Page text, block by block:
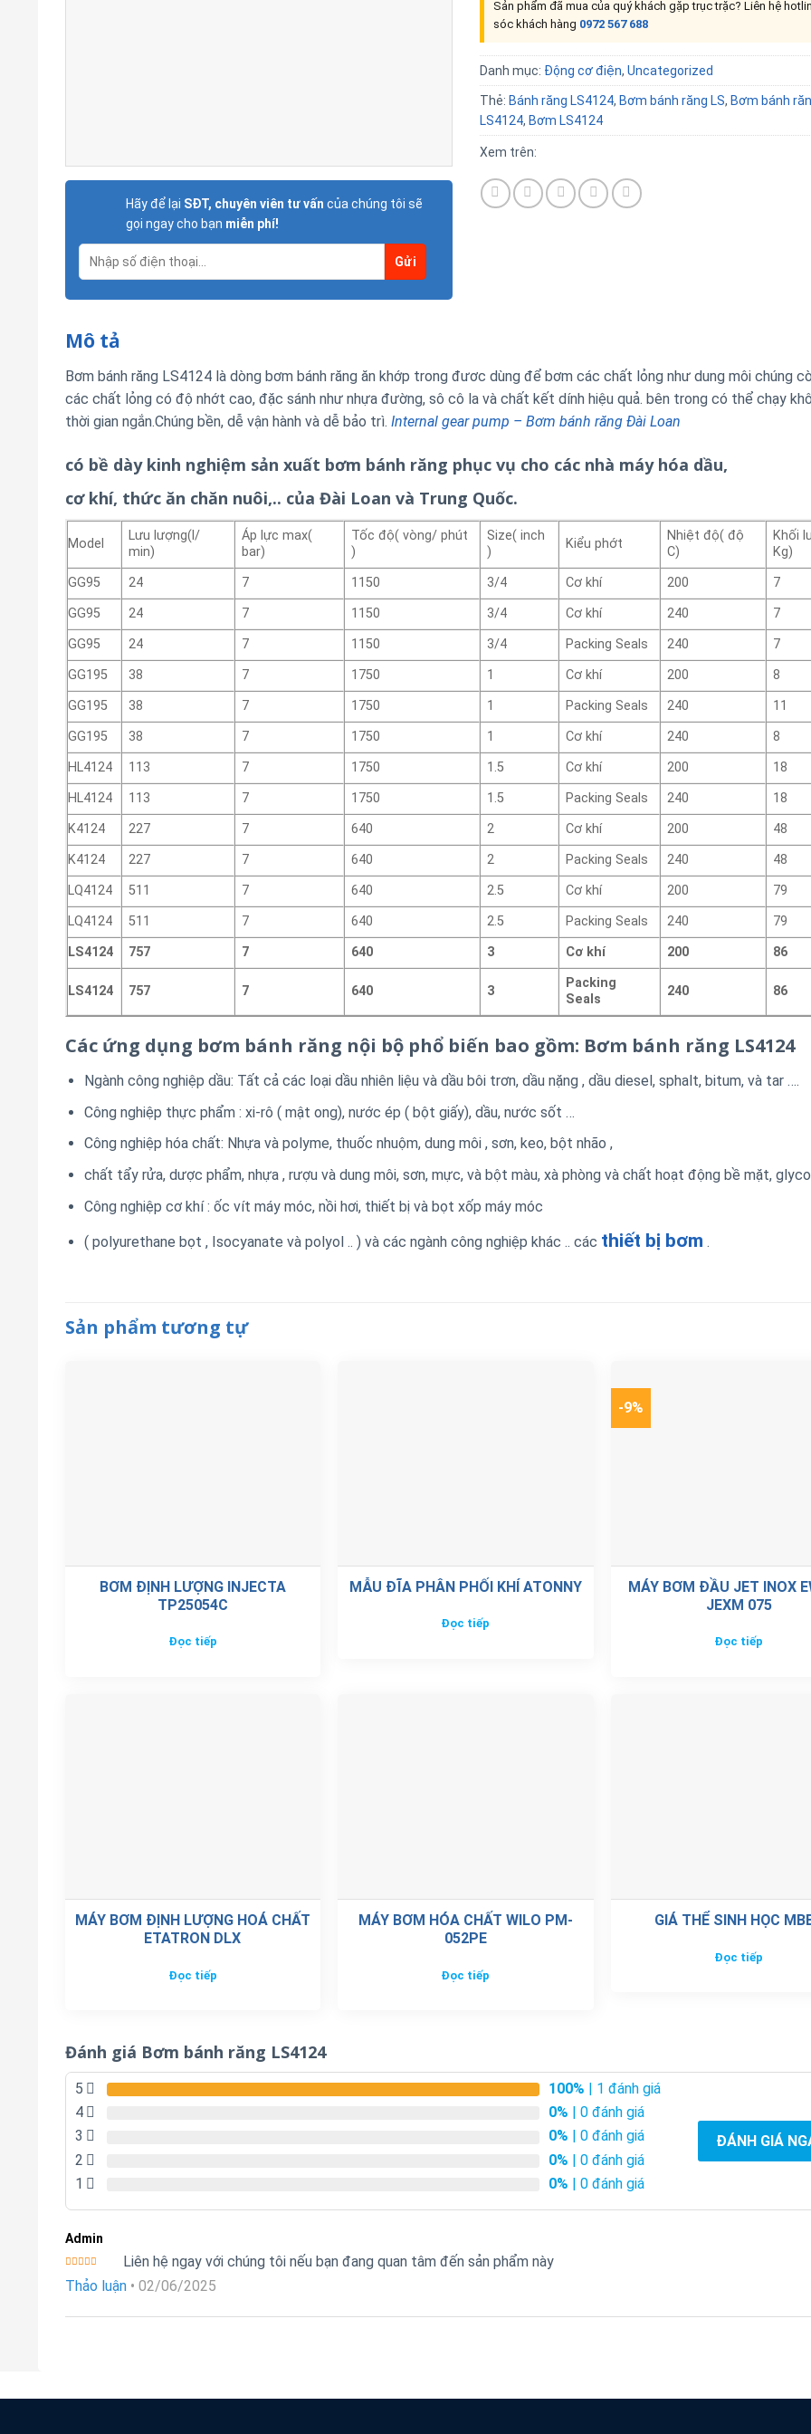
Hãy để lại SĐT, chuyên viên tư vấn của chúng tôi sẽ
gọi ngay cho bạn miễn phí!
Sản phẩm đã mua của quý khách gặp trục trặc? Liên hệ
sóc khách hàng 0972 567 688
Danh mục: Động cơ điện, Uncategorized
Thẻ: Bánh răng LS4124, Bơm bánh răng LS, Bơm bánh
LS4124, Bơm LS4124
Xem trên:
Mô tả
Bơm bánh răng LS4124 là dòng bơm bánh răng ăn khớp trong đươc dùng để bơm các chất lỏng như dung môi chúng
các chất lỏng có độ nhớt cao, đặc sánh như nhựa đường, sô cô la và chất kết dính hiệu quả. bên trong có thể chạy
thời gian ngắn.Chúng bền, dễ vận hành và dễ bảo trì. Internal gear pump – Bơm bánh răng Đài Loan
có bề dày kinh nghiệm sản xuất bơm bánh răng phục vụ cho các nhà máy hóa dầu,
cơ khí, thức ăn chăn nuôi,.. của Đài Loan và Trung Quốc.
Model
Lưu lượng(l/
min)
Áp lực max(
bar)
Tốc độ( vòng/ phút
)
Size( inch
)
Kiểu phớt
Nhiệt độ( độ
C)
Khối
Kg)
GG95
24 7 1150 3/4 Cơ khí 200
7
GG95
24 7 1150 3/4 Cơ khí 240
7
GG95
24 7 1150 3/4 Packing Seals 240
7
GG195
38 7 1750 1 Cơ khí 200
8
GG195
38 7 1750 1 Packing Seals 240
11
GG195
38 7 1750 1 Cơ khí 240
8
HL4124
113 7 1750 1.5 Cơ khí 200
18
HL4124
113 7 1750 1.5 Packing Seals 240
18
K4124
227 7 640 2 Cơ khí 200
48
K4124
227 7 640 2 Packing Seals 240
48
LQ4124
511 7 640 2.5 Cơ khí 200
79
LQ4124
511 7 640 2.5 Packing Seals 240
79
LS4124
757 7 640 3 Cơ khí 200 86
LS4124 757 7 640 3
Packing
Seals
240 86
Các ứng dụng bơm bánh răng nội bộ phổ biến bao gồm: Bơm bánh răng LS4124
Ngành công nghiệp dầu: Tất cả các loại dầu nhiên liệu và dầu bôi trơn, dầu nặng , dầu diesel, sphalt, bitum, và tar ….
Công nghiệp thực phẩm : xi-rô ( mật ong), nước ép ( bột giấy), dầu, nước sốt …
Công nghiệp hóa chất: Nhựa và polyme, thuốc nhuộm, dung môi , sơn, keo, bột nhão ,
chất tẩy rửa, dược phẩm, nhựa , rượu và dung môi, sơn, mực, và bột màu, xà phòng và chất hoạt động bề mặt,
Công nghiệp cơ khí: ốc vít máy móc, nồi hơi, thiết bị và bọt xốp máy móc
(polyurethane bọt , Isocyanate và polyol .. ) và các ngành công nghiệp khác .. các thiết bị bơm .
Sản phẩm tương tự
BƠM ĐỊNH LƯỢNG INJECTA
TP25054C
Đọc tiếp
MẪU ĐĨA PHÂN PHỐI KHÍ ATONNY
Đọc tiếp
-9%
MÁY BƠM ĐẦU JET INOX
JEXM 075
Đọc tiếp
MÁY BƠM ĐỊNH LƯỢNG HOÁ CHẤT
ETATRON DLX
Đọc tiếp
MÁY BƠM HÓA CHẤT WILO PM-
052PE
Đọc tiếp
GIÁ THỂ SINH HỌC
Đọc tiếp
Đánh giá Bơm bánh răng LS4124
5 100% | 1 đánh giá
4
0% | 0 đánh giá
3
0% | 0 đánh giá
2
0% | 0 đánh giá
1
0% | 0 đánh giá
ĐÁNH GIÁ
Admin
Được xếp
hạng55
Liên hệ ngay với chúng tôi nếu bạn đang quan tâm đến sản phẩm này
Thảo luận • 02/06/2025